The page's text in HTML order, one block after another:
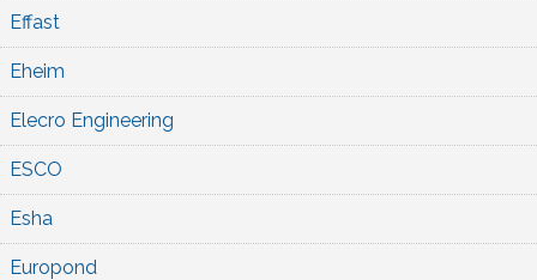
Effast
Eheim
Elecro Engineering
ESCO
Esha
Europond